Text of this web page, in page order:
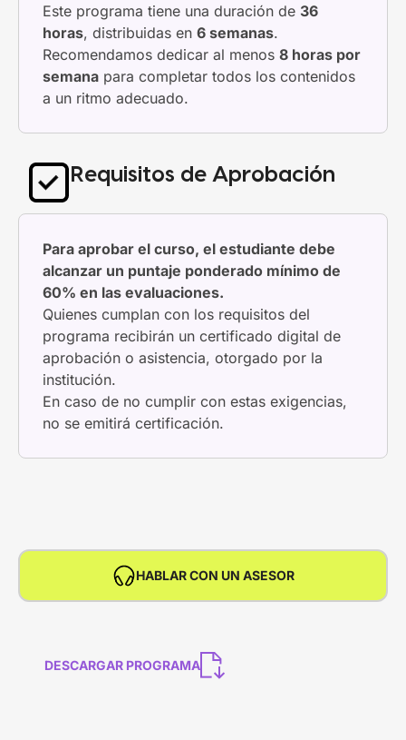
Este programa tiene una duración de 36
horas, distribuidas en 6 semanas.
Recomendamos dedicar al menos 8 horas por
semana para completar todos los contenidos
a un ritmo adecuado.
Requisitos de Aprobación
Para aprobar el curso, el estudiante debe
alcanzar un puntaje ponderado mínimo de
60% en las evaluaciones.
Quienes cumplan con los requisitos del
programa recibirán un certificado digital de
aprobación o asistencia, otorgado por la
institución.
En caso de no cumplir con estas exigencias,
no se emitirá certificación.
HABLAR CON UN ASESOR
DESCARGAR PROGRAMA